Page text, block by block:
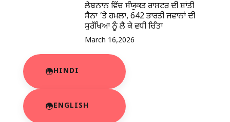
ਲੇਬਨਾਨ ਵਿੱਚ ਸੰਯੁਕਤ ਰਾਸ਼ਟਰ ਦੀ ਸ਼ਾਂਤੀ
ਸੈਨਾ ‘ਤੇ ਹਮਲਾ, 642 ਭਾਰਤੀ ਜਵਾਨਾਂ ਦੀ
ਸੁਰੱਖਿਆ ਨੂੰ ਲੈ ਕੇ ਵਧੀ ਚਿੰਤਾ
March 16,2026
HINDI
ENGLISH